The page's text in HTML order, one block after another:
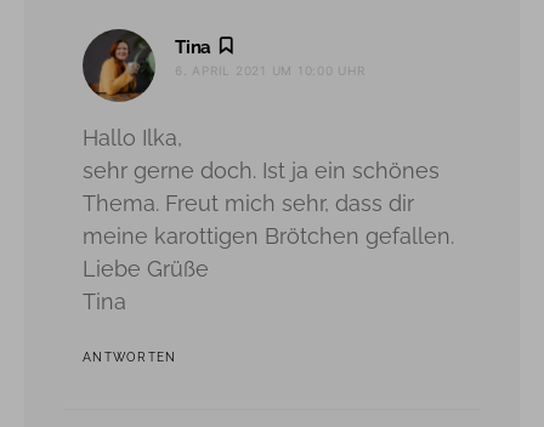
Tina
6. APRIL 2021 UM 10:00 UHR
Hallo Ilka,
sehr gerne doch. Ist ja ein schönes
Thema. Freut mich sehr, dass dir
meine karottigen Brötchen gefallen.
Liebe Grüße
Tina
ANTWORTEN